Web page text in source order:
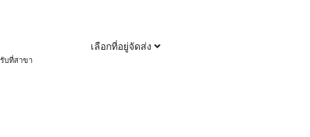
เลือกที่อยู่จัดส่ง
รับที่สาขา